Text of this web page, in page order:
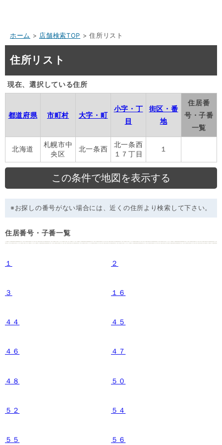
ホーム > 店舗検索TOP > 住所リスト
住所リスト
現在、選択している住所
都道府県 市町村 大字・町
小字・丁
目
街区・番
地
住居番
号・子番
一覧
北海道
札幌市中
央区
北一条西
北一条西
１７丁目
１
※お探しの番号がない場合には、近くの住所より検索して下さい。
住居番号・子番一覧
１ ２
３ １６
４４ ４５
４６ ４７
４８ ５０
５２ ５４
５５ ５６